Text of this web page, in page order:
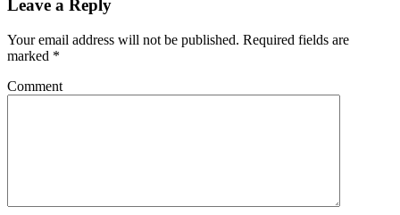
Leave a Reply
Your email address will not be published. Required fields are
marked *
Comment